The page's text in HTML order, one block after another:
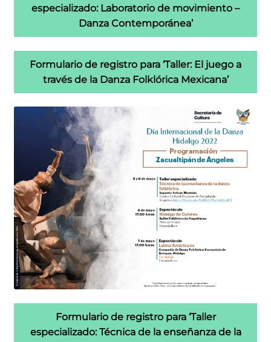
especializado: Laboratorio de movimiento –
Danza Contemporánea’
Formulario de registro para ‘Taller: El juego a
través de la Danza Folklórica Mexicana’
Formulario de registro para ‘Taller
especializado: Técnica de la enseñanza de la